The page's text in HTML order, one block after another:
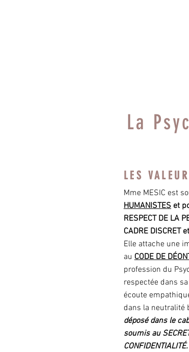
La
LES
Mme MESIC est
HUMANISTES et
RESPECT DE LA
CADRE DISCRET
Elle attache une
au CODE DE
profession du
respectée dans
écoute
dans la neutralité
déposé dans le
soumis au
CONFIDENTIALITÉ.